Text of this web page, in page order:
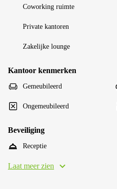
Coworking ruimte
Private kantoren
Zakelijke lounge
Kantoor kenmerken
Gemeubileerd
Ongemeubileerd
Beveiliging
Receptie
Laat meer zien